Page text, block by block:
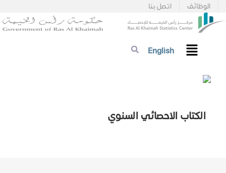
اتصل بنا الوظائف
English
الكتاب الاحصائي السنوي